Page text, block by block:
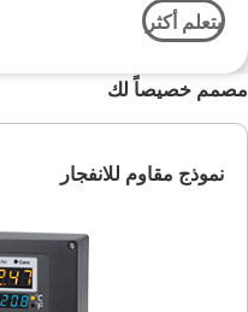
يتعلم أكثر
مصمم خصيصاً لك
نموذج مقاوم للانفجار